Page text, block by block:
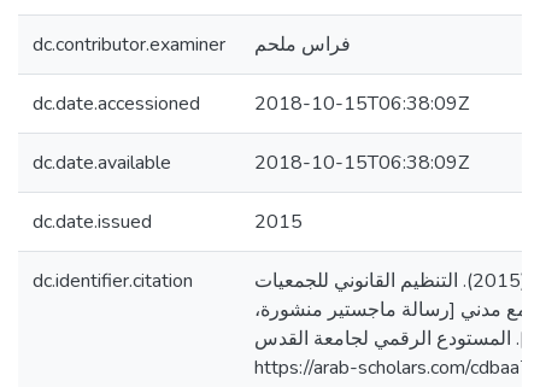
dc.contributor.examiner فراس ملحم
dc.date.accessioned 2018-10-15T06:38:09Z
dc.date.available 2018-10-15T06:38:09Z
dc.date.issued 2015
dc.identifier.citation
دراغمة، أحلام إبراهيم. (2015). التنظيم القانوني للجمعيات
مدني [رسالة ماجستير منشورة،
المستودع الرقمي لجامعة القدس.
https://arab-scholars.com/cdbaa7